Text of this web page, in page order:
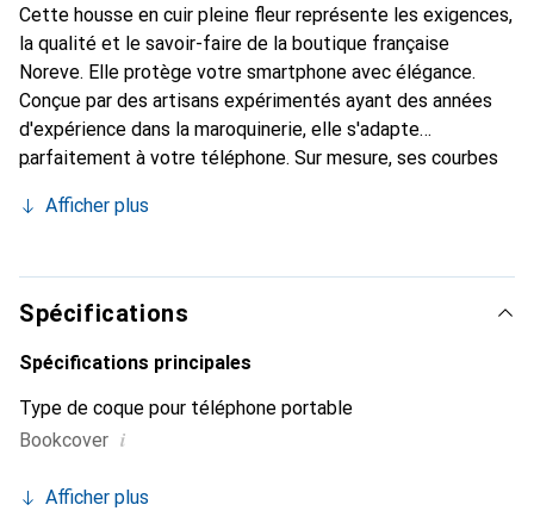
Cette housse en cuir pleine fleur représente les exigences,
la qualité et le savoir-faire de la boutique française
Noreve. Elle protège votre smartphone avec élégance.
Conçue par des artisans expérimentés ayant des années
d'expérience dans la maroquinerie, elle s'adapte
parfaitement à votre téléphone. Sur mesure, ses courbes
devient l'accessoire chic et indispensable pour votre
produits de haute qualité, la marque Noreve est un choix
fiable pour une clientèle exigeante.
Afficher plus
Spécifications
Spécifications principales
Type de coque pour téléphone portable
Bookcover i
Afficher plus